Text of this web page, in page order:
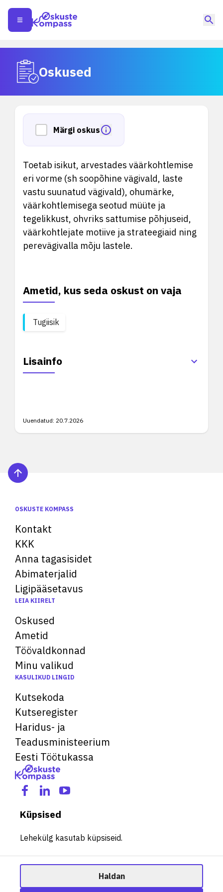
Oskused
Märgi oskus
Toetab isikut, arvestades väärkohtlemise
eri vorme (sh soopõhine vägivald, laste
vastu suunatud vägivald), ohumärke,
väärkohtlemisega seotud müüte ja
tegelikkust, ohvriks sattumise põhjuseid,
väärkohtlejate motiive ja strateegiaid ning
perevägivalla mõju lastele.
Ametid, kus seda oskust on vaja
Tugiisik
Lisainfo
Uuendatud: 20.7.2026
OSKUSTE KOMPASS
Kontakt
KKK
Anna tagasisidet
Abimaterjalid
Ligipääsetavus
LEIA KIIRELT
Oskused
Ametid
Töövaldkonnad
Minu valikud
KASULIKUD LINGID
Kutsekoda
Kutseregister
Haridus- ja
Teadusministeerium
Eesti Töötukassa
Küpsised
Lehekülg kasutab küpsiseid.
Haldan